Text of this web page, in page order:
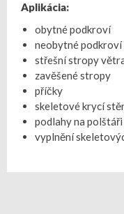
Aplikácia:
obytné podkroví
neobytné podkroví
střešní stropy
zavěšené stropy
příčky
skeletové krycí
podlahy na polštáři
vyplnění